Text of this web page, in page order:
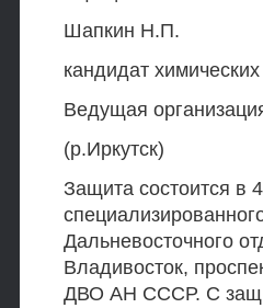
Шапкин Н.П.
кандидат
Ведущая
(р.Иркутск)
Защита состоится в
Дальневосточного
Владивосток,
ДВО АН СССР. С